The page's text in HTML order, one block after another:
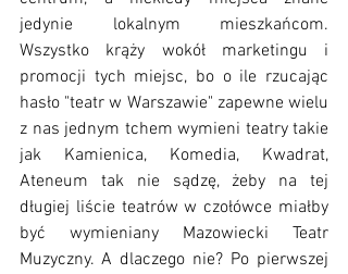
jedynie lokalnym mieszkańcom.
Wszystko krąży wokół marketingu i
promocji tych miejsc, bo o ile rzucając
hasło "teatr w Warszawie" zapewne wielu
z nas jednym tchem wymieni teatry takie
jak Kamienica, Komedia, Kwadrat,
Ateneum tak nie sądzę, żeby na tej
długiej liście teatrów w czołówce miałby
być wymieniany Mazowiecki Teatr
Muzyczny. A dlaczego nie? Po pierwszej